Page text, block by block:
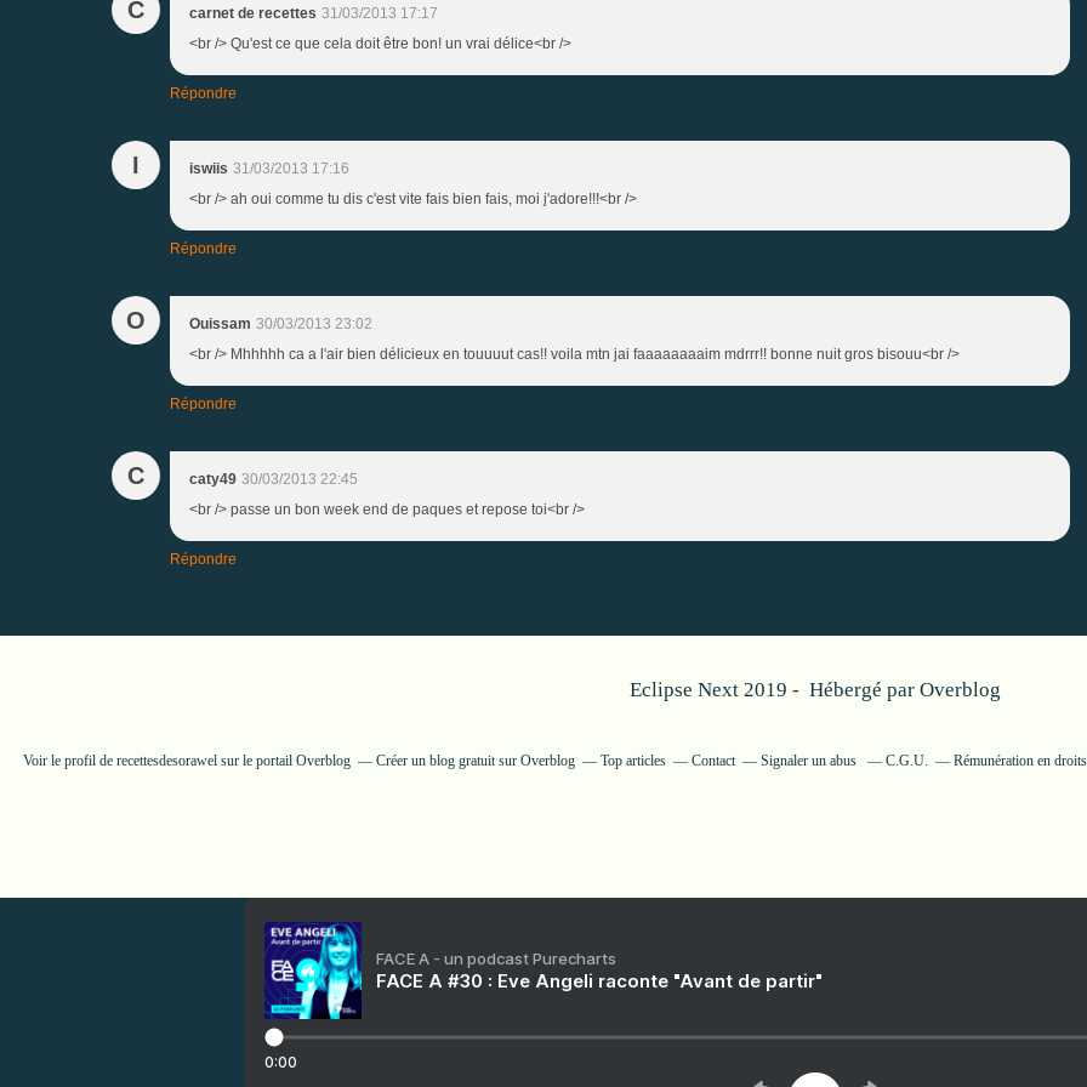
C carnet de recettes 31/03/2013 17:17
<br /> Qu'est ce que cela doit être bon! un vrai délice<br />
Répondre
I iswiis 31/03/2013 17:16
<br /> ah oui comme tu dis c'est vite fais bien fais, moi j'adore!!!<br />
Répondre
O Ouissam 30/03/2013 23:02
<br /> Mhhhhh ca a l'air bien délicieux en touuuut cas!! voila mtn jai faaaaaaaaim mdrrr!! bonne nuit gros bisouu<br />
Répondre
C caty49 30/03/2013 22:45
<br /> passe un bon week end de paques et repose toi<br />
Répondre
Eclipse Next 2019 - Hébergé par Overblog
Voir le profil de recettesdesorawel sur le portail Overblog Créer un blog gratuit sur Overblog Top articles Contact Signaler un abus C.G.U. Rémunération en
FACE A - un podcast Purecharts
FACE A #30 : Eve Angeli raconte "Avant de partir"
0:00